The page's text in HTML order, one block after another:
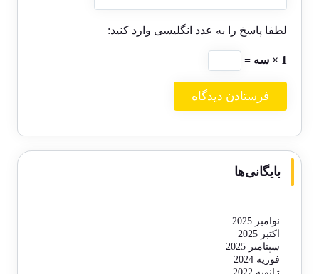
لطفا پاسخ را به عدد انگلیسی وارد کنید:
1 × سه =
بایگانی‌ها
نوامبر 2025
اکتبر 2025
سپتامبر 2025
فوریه 2024